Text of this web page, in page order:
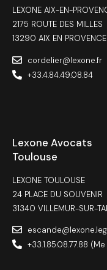
LEXONE AIX-EN-
2175 ROUTE DES MILLES
13290 AIX EN PROVENCE
cordelier@lexone.fr
+33.4.84.49.08.84
Lexone Avocats
Toulouse
LEXONE TOULOUSE
24 PLACE DU SOUVENIR
31340 VILLEMUR-SUR-
+33.1.85.08.77.88